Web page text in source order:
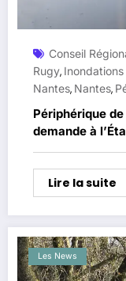
Conseil
Rugy,
Nantes, Nantes,
Périphérique
demande à
critique
Lire la suite
Les News